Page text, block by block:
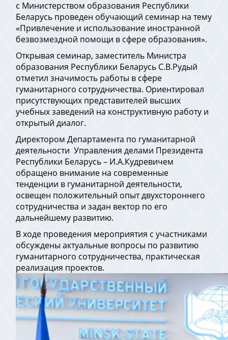
с Министерством образования Республики
Беларусь проведен обучающий семинар на тему
«Привлечение и использование иностранной
безвозмездной помощи в сфере образования».
Открывая семинар, заместитель Министра
образования Республики Беларусь С.В.Рудый
отметил значимость работы в сфере
гуманитарного сотрудничества. Ориентировал
присутствующих представителей высших
учебных заведений на конструктивную работу и
открытый диалог.
Директором Департамента по гуманитарной
деятельности Управления делами Президента
Республики Беларусь – И.А.Кудревичем
обращено внимание на современные
тенденции в гуманитарной деятельности,
освещен положительный опыт двухстороннего
сотрудничества и задан вектор по его
дальнейшему развитию.
В ходе проведения мероприятия с участниками
обсуждены актуальные вопросы по развитию
гуманитарного сотрудничества, практическая
реализация проектов.